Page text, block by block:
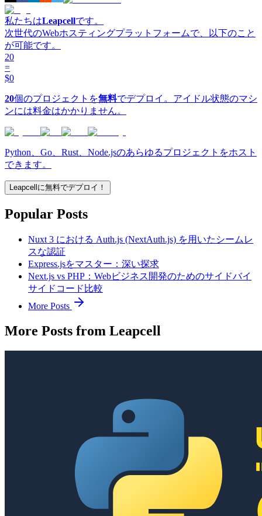
私たちはLeapcellです。
次世代のWebホスティングプラットフォームで、以下のこと
が可能です。
20
=
$0
20個のプロジェクトを無料でデプロイ。アイドル状態のマシ
ンには料金はかかりません。
Python、Go、Rust、Node.jsのあらゆるプロジェクトをホスト
できます。
Leapcellに無料でデプロイ！
Popular Posts
Nuxt 3 における Auth.js (NextAuth.js) を用いたシームレ
スな認証
Express.jsをマスター：深い探求
Next.js vs PHP：Webビジネス開発のためのサイドバイ
サイドコード比較
More Posts
More Posts from Leapcell